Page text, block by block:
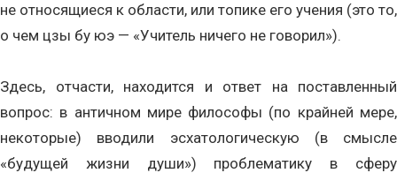
не относящиеся к области, или топике его учения (это то,
о чем цзы бу юэ — «Учитель ничего не говорил»).
Здесь, отчасти, находится и ответ на поставленный
вопрос: в античном мире философы (по крайней мере,
некоторые) вводили эсхатологическую (в смысле
«будущей жизни души») проблематику в сферу